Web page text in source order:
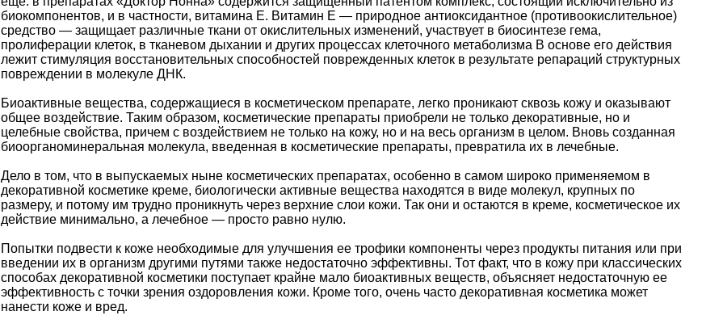
биокомпонентов, и в частности, витамина Е. Витамин Е — природное антиоксидантное (противоокислительное)
средство — защищает различные ткани от окислительных изменений, участвует в биосинтезе гема,
пролиферации клеток, в тканевом дыхании и других процессах клеточного метаболизма В основе его действия
лежит стимуляция восстановительных способностей поврежденных клеток в результате репараций структурных
повреждении в молекуле ДНК.
Биоактивные вещества, содержащиеся в косметическом препарате, легко проникают сквозь кожу и оказывают
общее воздействие. Таким образом, косметические препараты приобрели не только декоративные, но и
целебные свойства, причем с воздействием не только на кожу, но и на весь организм в целом. Вновь созданная
биоорганоминеральная молекула, введенная в косметические препараты, превратила их в лечебные.
Дело в том, что в выпускаемых ныне косметических препаратах, особенно в самом широко применяемом в
декоративной косметике креме, биологически активные вещества находятся в виде молекул, крупных по
размеру, и потому им трудно проникнуть через верхние слои кожи. Так они и остаются в креме, косметическое их
действие минимально, а лечебное — просто равно нулю.
Попытки подвести к коже необходимые для улучшения ее трофики компоненты через продукты питания или при
введении их в организм другими путями также недостаточно эффективны. Тот факт, что в кожу при классических
способах декоративной косметики поступает крайне мало биоактивных веществ, объясняет недостаточную ее
эффективность с точки зрения оздоровления кожи. Кроме того, очень часто декоративная косметика может
нанести коже и вред.